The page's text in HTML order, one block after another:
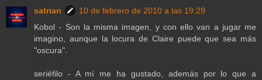
satrian
10 de febrero de 2010 a las 19:29
Kobol - Son la misma imagen, y con ello van a jugar me
imagino, aunque la locura de Claire puede que sea más
"oscura".
seriéfilo - A mí me ha gustado, además por lo que a